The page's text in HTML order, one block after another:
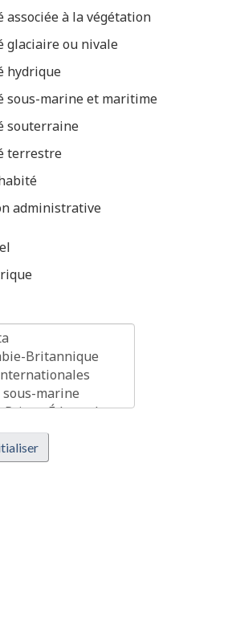
associée à la végétation
glaciaire ou nivale
hydrique
sous-marine et maritime
souterraine
terrestre
administrative